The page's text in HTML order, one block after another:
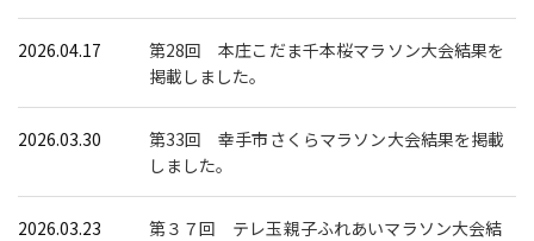
2026.04.17
第28回 本庄こだま千本桜マラソン大会結果を
掲載しました。
2026.03.30
第33回 幸手市さくらマラソン大会結果を掲載
しました。
2026.03.23
第３７回 テレ玉親子ふれあいマラソン大会結